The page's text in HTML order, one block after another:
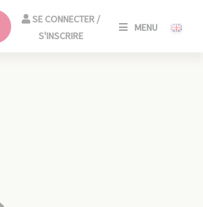
SE CONNECTER /
S'INSCRIRE
MENU